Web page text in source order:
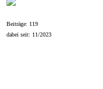
Beiträge: 119
dabei seit: 11/2023